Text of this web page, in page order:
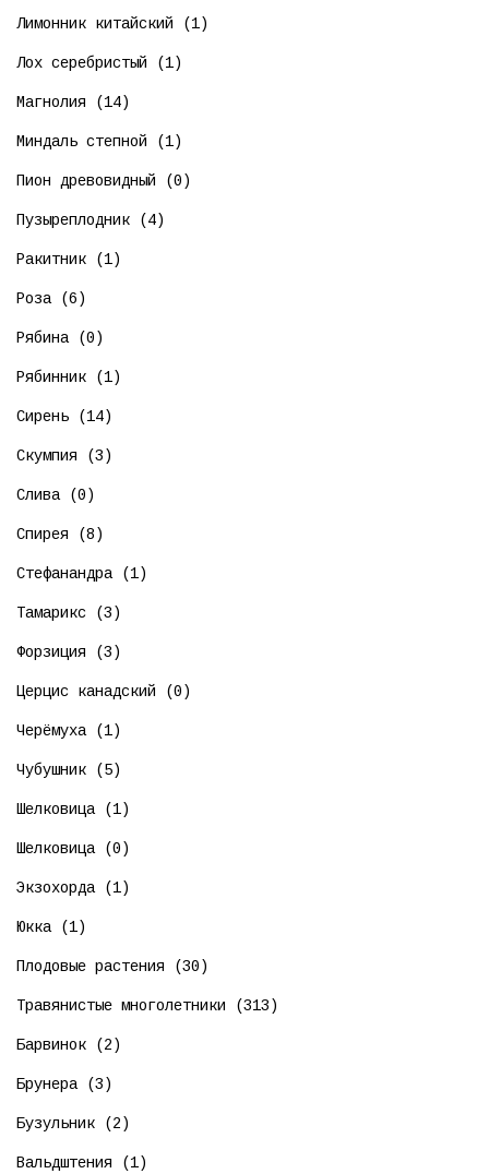
Лимонник китайский (1)
Лох серебристый (1)
Магнолия (14)
Миндаль степной (1)
Пион древовидный (0)
Пузыреплодник (4)
Ракитник (1)
Роза (6)
Рябина (0)
Рябинник (1)
Сирень (14)
Скумпия (3)
Слива (0)
Спирея (8)
Стефанандра (1)
Тамарикс (3)
Форзиция (3)
Церцис канадский (0)
Черёмуха (1)
Чубушник (5)
Шелковица (1)
Шелковица (0)
Экзохорда (1)
Юкка (1)
Плодовые растения (30)
Травянистые многолетники (313)
Барвинок (2)
Брунера (3)
Бузульник (2)
Вальдштения (1)